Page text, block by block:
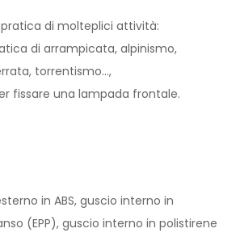
pratica di molteplici attività:
di arrampicata, alpinismo,
torrentismo...,
fissare una lampada frontale.
in ABS, guscio interno in
(EPP), guscio interno in polistirene